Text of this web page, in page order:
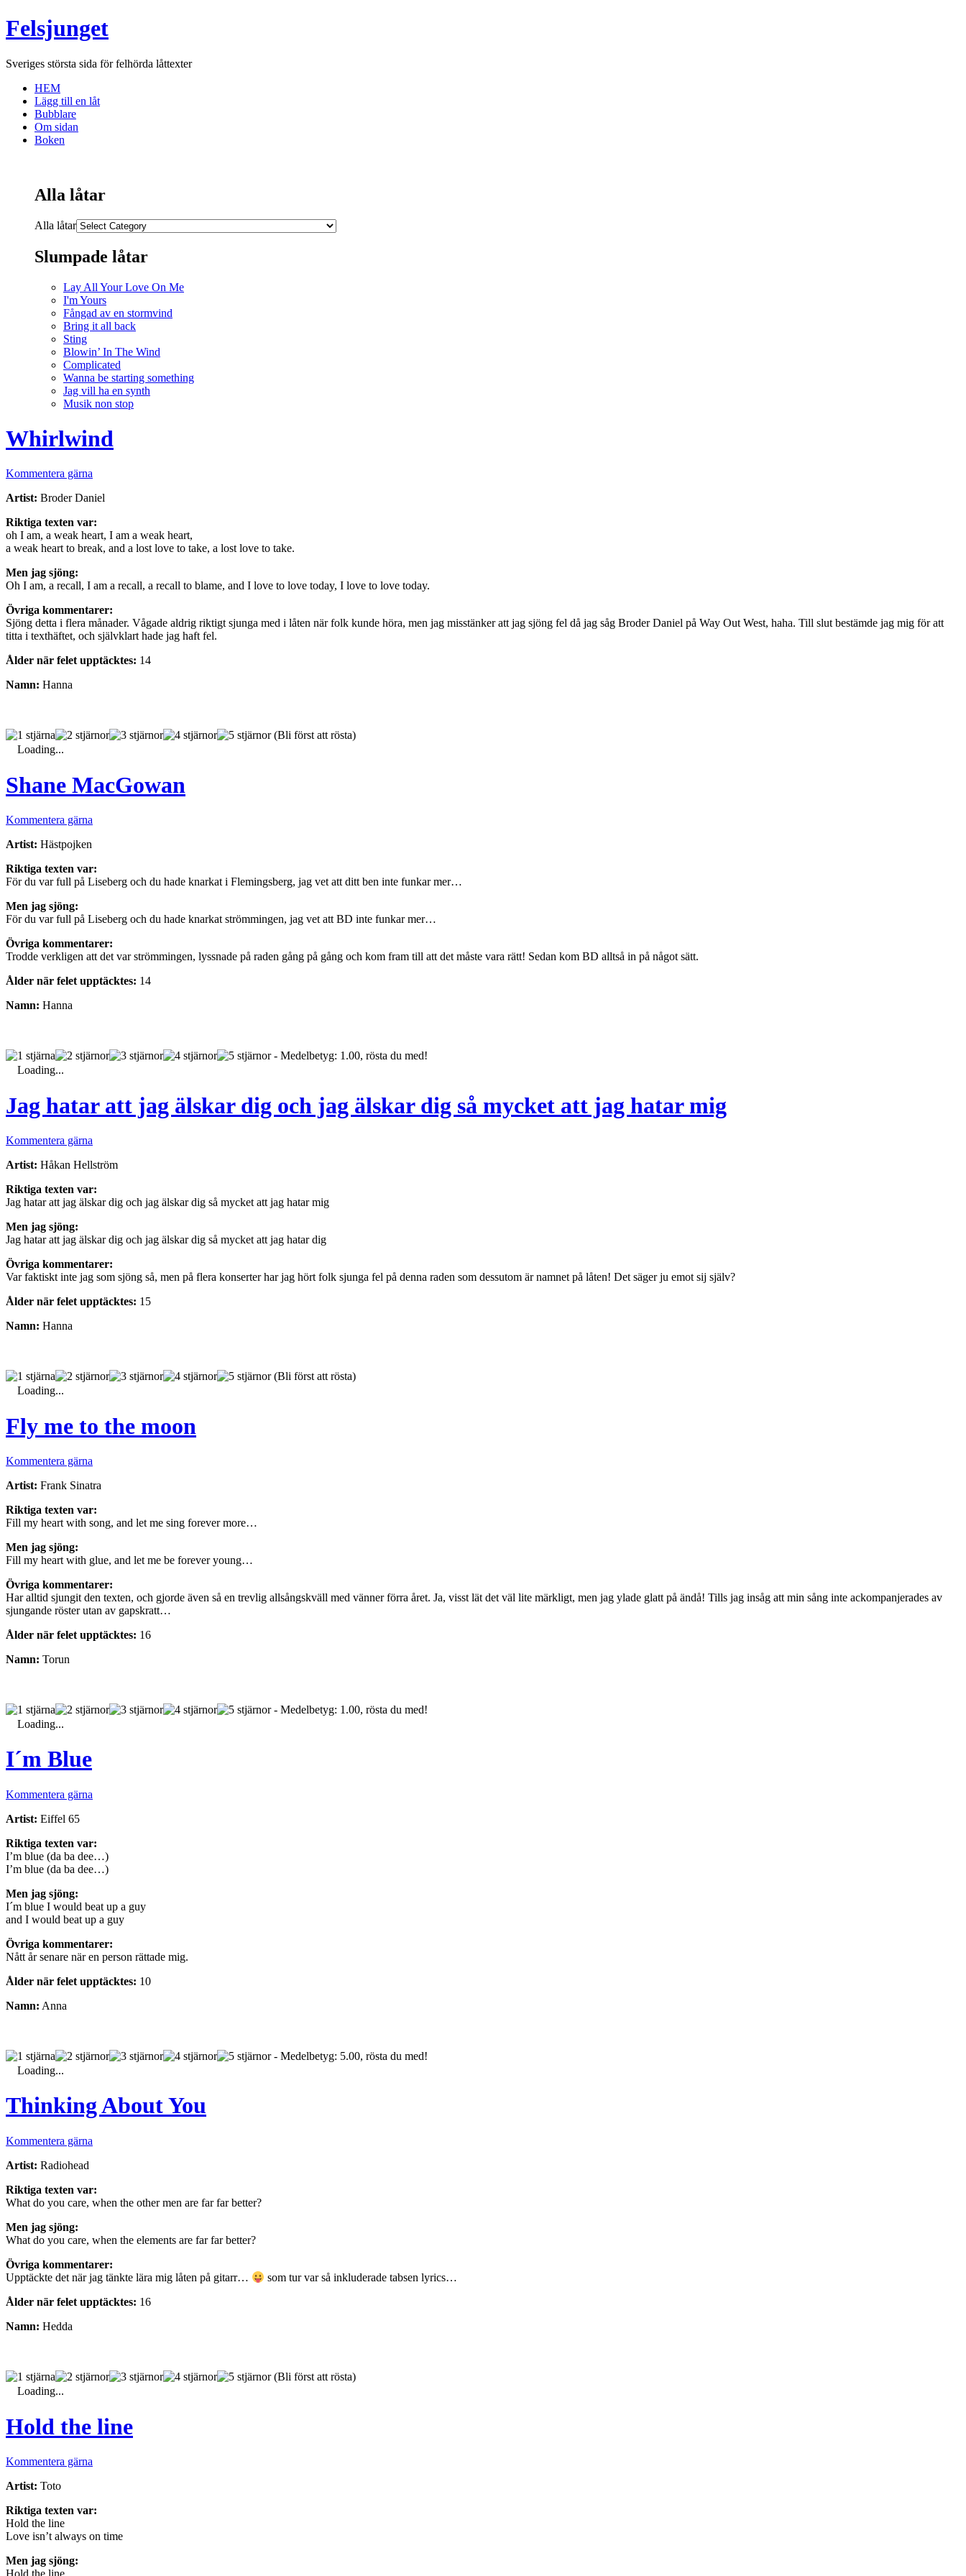
Felsjunget
Sveriges största sida för felhörda låttexter
HEM
Lägg till en låt
Bubblare
Om sidan
Boken
Alla låtar
Alla låtar
Slumpade låtar
Lay All Your Love On Me
I'm Yours
Fångad av en stormvind
Bring it all back
Sting
Blowin’ In The Wind
Complicated
Wanna be starting something
Jag vill ha en synth
Musik non stop
Whirlwind
Kommentera gärna
Artist: Broder Daniel
Riktiga texten var:
oh I am, a weak heart, I am a weak heart,
a weak heart to break, and a lost love to take, a lost love to take.
Men jag sjöng:
Oh I am, a recall, I am a recall, a recall to blame, and I love to love today, I love to love today.
Övriga kommentarer:
Sjöng detta i flera månader. Vågade aldrig riktigt sjunga med i låten när folk kunde höra, men jag misstänker att jag sjöng fel då jag såg Broder Daniel på Way Out West, haha. Till slut bestämde jag mig för att
titta i texthäftet, och självklart hade jag haft fel.
Ålder när felet upptäcktes: 14
Namn: Hanna
(Bli först att rösta)
Loading...
Shane MacGowan
Kommentera gärna
Artist: Hästpojken
Riktiga texten var:
För du var full på Liseberg och du hade knarkat i Flemingsberg, jag vet att ditt ben inte funkar mer…
Men jag sjöng:
För du var full på Liseberg och du hade knarkat strömmingen, jag vet att BD inte funkar mer…
Övriga kommentarer:
Trodde verkligen att det var strömmingen, lyssnade på raden gång på gång och kom fram till att det måste vara rätt! Sedan kom BD alltså in på något sätt.
Ålder när felet upptäcktes: 14
Namn: Hanna
- Medelbetyg: 1.00, rösta du med!
Loading...
Jag hatar att jag älskar dig och jag älskar dig så mycket att jag hatar mig
Kommentera gärna
Artist: Håkan Hellström
Riktiga texten var:
Jag hatar att jag älskar dig och jag älskar dig så mycket att jag hatar mig
Men jag sjöng:
Jag hatar att jag älskar dig och jag älskar dig så mycket att jag hatar dig
Övriga kommentarer:
Var faktiskt inte jag som sjöng så, men på flera konserter har jag hört folk sjunga fel på denna raden som dessutom är namnet på låten! Det säger ju emot sij själv?
Ålder när felet upptäcktes: 15
Namn: Hanna
(Bli först att rösta)
Loading...
Fly me to the moon
Kommentera gärna
Artist: Frank Sinatra
Riktiga texten var:
Fill my heart with song, and let me sing forever more…
Men jag sjöng:
Fill my heart with glue, and let me be forever young…
Övriga kommentarer:
Har alltid sjungit den texten, och gjorde även så en trevlig allsångskväll med vänner förra året. Ja, visst lät det väl lite märkligt, men jag ylade glatt på ändå! Tills jag insåg att min sång inte ackompanjerades av
sjungande röster utan av gapskratt…
Ålder när felet upptäcktes: 16
Namn: Torun
- Medelbetyg: 1.00, rösta du med!
Loading...
I´m Blue
Kommentera gärna
Artist: Eiffel 65
Riktiga texten var:
I’m blue (da ba dee…)
I’m blue (da ba dee…)
Men jag sjöng:
I´m blue I would beat up a guy
and I would beat up a guy
Övriga kommentarer:
Nått år senare när en person rättade mig.
Ålder när felet upptäcktes: 10
Namn: Anna
- Medelbetyg: 5.00, rösta du med!
Loading...
Thinking About You
Kommentera gärna
Artist: Radiohead
Riktiga texten var:
What do you care, when the other men are far far better?
Men jag sjöng:
What do you care, when the elements are far far better?
Övriga kommentarer:
Upptäckte det när jag tänkte lära mig låten på gitarr…
som tur var så inkluderade tabsen lyrics…
Ålder när felet upptäcktes: 16
Namn: Hedda
(Bli först att rösta)
Loading...
Hold the line
Kommentera gärna
Artist: Toto
Riktiga texten var:
Hold the line
Love isn’t always on time
Men jag sjöng:
Hold the line